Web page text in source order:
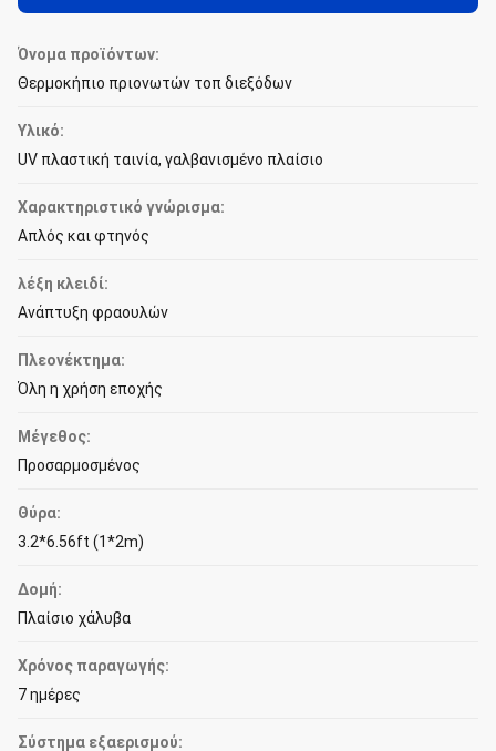
Όνομα προϊόντων:
Θερμοκήπιο πριονωτών τοπ διεξόδων
Υλικό:
UV πλαστική ταινία, γαλβανισμένο πλαίσιο
Χαρακτηριστικό γνώρισμα:
Απλός και φτηνός
λέξη κλειδί:
Ανάπτυξη φραουλών
Πλεονέκτημα:
Όλη η χρήση εποχής
Μέγεθος:
Προσαρμοσμένος
Θύρα:
3.2*6.56ft (1*2m)
Δομή:
Πλαίσιο χάλυβα
Χρόνος παραγωγής:
7 ημέρες
Σύστημα εξαερισμού: